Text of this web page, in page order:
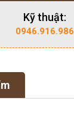
Kỹ thuật:
0946.916.986